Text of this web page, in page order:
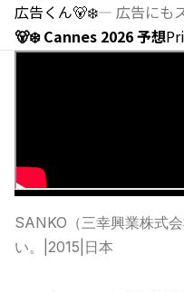
広告くん🐻‍❄️— 広告にも
🐻‍❄️ Cannes 2026 予想
SANKO（三幸興業株式会
い。
2015 日本